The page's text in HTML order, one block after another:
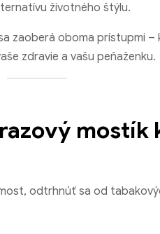
životného štýlu.
zaoberá oboma prístupmi
zdravie a vašu peňaženku.
mostík
odtrhnúť sa od